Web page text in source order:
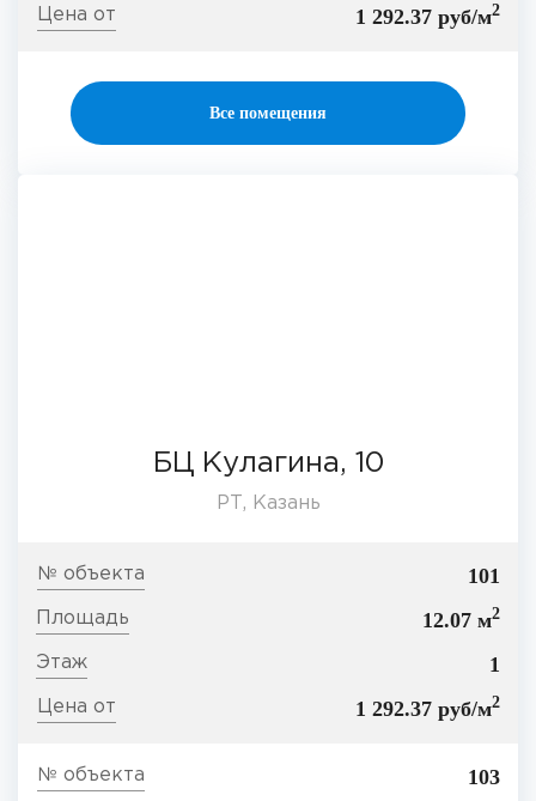
1 292.37 руб/м2
Все помещения
БЦ Кулагина, 10
РТ, Казань
101
12.07 м2
1
1 292.37 руб/м2
103